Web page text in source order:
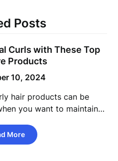
Posts
Curls with These Top
Products
10, 2024
hair products can be
you want to maintain…
More